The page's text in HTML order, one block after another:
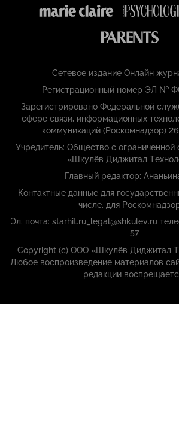
Сетевое издание Онлайн
Регистрационный номер ЭЛ №
Зарегистрировано Федеральной
сфере связи, информационных
коммуникаций (Роскомнадзор)
Учредитель: Общество с ограниченной
«Шкулёв Диджитал
Главный редактор:
Контактные данные для
числе, для
Эл. почта: starhit.ru_legal@shkulev.ru
57
Copyright (с) ООО «Шкулёв Диджитал
Любое воспроизведение материалов
редакции